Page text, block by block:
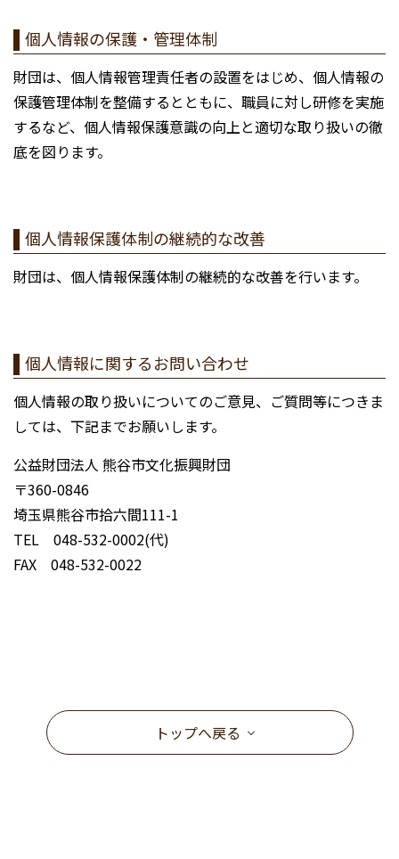
個人情報の保護・管理体制
財団は、個人情報管理責任者の設置をはじめ、個人情報の
保護管理体制を整備するとともに、職員に対し研修を実施
するなど、個人情報保護意識の向上と適切な取り扱いの徹
底を図ります。
個人情報保護体制の継続的な改善
財団は、個人情報保護体制の継続的な改善を行います。
個人情報に関するお問い合わせ
個人情報の取り扱いについてのご意見、ご質問等につきま
しては、下記までお願いします。
公益財団法人 熊谷市文化振興財団
〒360-0846
埼玉県熊谷市拾六間111-1
TEL 048-532-0002(代)
FAX 048-532-0022
トップへ戻る